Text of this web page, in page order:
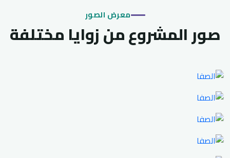
معرض الصور
صور المشروع من زوايا مختلفة